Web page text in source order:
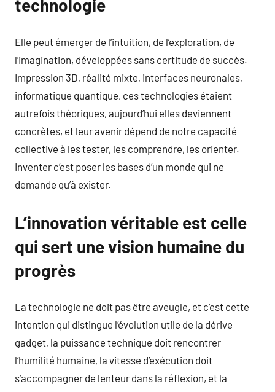
technologie
Elle peut émerger de l’intuition, de l’exploration, de
l’imagination, développées sans certitude de succès.
Impression 3D, réalité mixte, interfaces neuronales,
informatique quantique, ces technologies étaient
autrefois théoriques, aujourd’hui elles deviennent
concrètes, et leur avenir dépend de notre capacité
collective à les tester, les comprendre, les orienter.
Inventer c’est poser les bases d’un monde qui ne
demande qu’à exister.
L’innovation véritable est celle
qui sert une vision humaine du
progrès
La technologie ne doit pas être aveugle, et c’est cette
intention qui distingue l’évolution utile de la dérive
gadget, la puissance technique doit rencontrer
l’humilité humaine, la vitesse d’exécution doit
s’accompagner de lenteur dans la réflexion, et la